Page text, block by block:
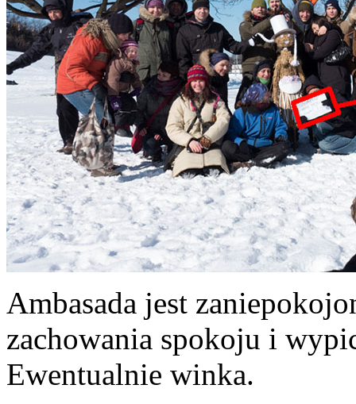
Ambasada jest
zachowania spokoju i
Ewentualnie winka.